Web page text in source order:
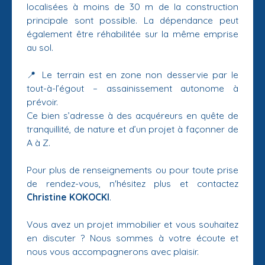
localisées à moins de 30 m de la construction
principale sont possible. La dépendance peut
également être réhabilitée sur la même emprise
au sol.
📍 Le terrain est en zone non desservie par le
tout-à-l’égout – assainissement autonome à
prévoir.
Ce bien s’adresse à des acquéreurs en quête de
tranquillité, de nature et d’un projet à façonner de
A à Z.
Pour plus de renseignements ou pour toute prise
de rendez-vous, n'hésitez plus et contactez
Christine KOKOCKI.
Vous avez un projet immobilier et vous souhaitez
en discuter ? Nous sommes à votre écoute et
nous vous accompagnerons avec plaisir.